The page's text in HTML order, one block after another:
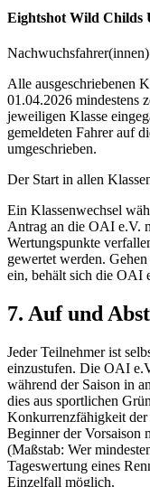
Eightshot Wild Childs
Alle ausgeschriebenen
01.04.2026 mindestens
jeweiligen Klasse
gemeldeten Fahrer auf
umgeschrieben.
Der Start in allen
Ein Klassenwechsel
Antrag an die OAI e.V.
Wertungspunkte
gewertet werden.
ein, behält sich die OAI
7. Auf und
Jeder Teilnehmer ist
einzustufen. Die OAI
während der Saison in
dies aus sportlichen
Konkurrenzfähigkeit der
Beginner der Vorsaison
(Maßstab: Wer
Tageswertung eines
Einzelfall möglich.